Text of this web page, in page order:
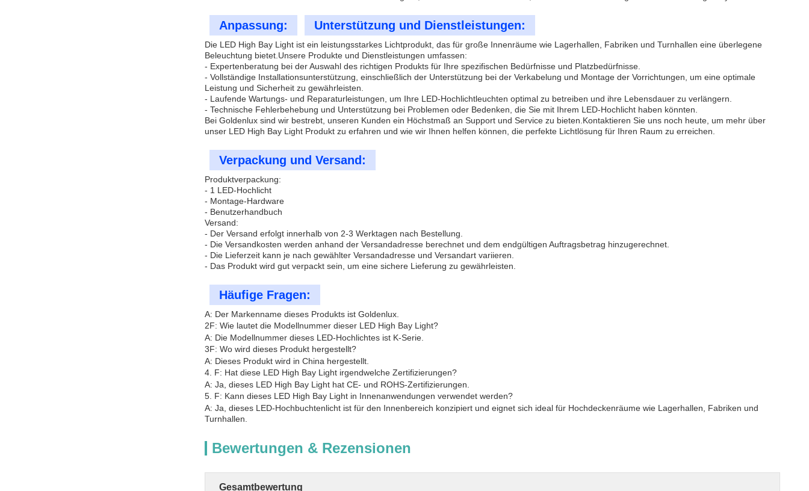
Anpassung: Unterstützung und Dienstleistungen:
Die LED High Bay Light ist ein leistungsstarkes Lichtprodukt, das für große Innenräume wie Lagerhallen, Fabriken und Turnhallen eine überlegene
Beleuchtung bietet.Unsere Produkte und Dienstleistungen umfassen:
- Expertenberatung bei der Auswahl des richtigen Produkts für Ihre spezifischen Bedürfnisse und Platzbedürfnisse.
- Vollständige Installationsunterstützung, einschließlich der Unterstützung bei der Verkabelung und Montage der Vorrichtungen, um eine optimale
Leistung und Sicherheit zu gewährleisten.
- Laufende Wartungs- und Reparaturleistungen, um Ihre LED-Hochlichtleuchten optimal zu betreiben und ihre Lebensdauer zu verlängern.
- Technische Fehlerbehebung und Unterstützung bei Problemen oder Bedenken, die Sie mit Ihrem LED-Hochlicht haben könnten.
Bei Goldenlux sind wir bestrebt, unseren Kunden ein Höchstmaß an Support und Service zu bieten.Kontaktieren Sie uns noch heute, um mehr über
unser LED High Bay Light Produkt zu erfahren und wie wir Ihnen helfen können, die perfekte Lichtlösung für Ihren Raum zu erreichen.
Verpackung und Versand:
Produktverpackung:
- 1 LED-Hochlicht
- Montage-Hardware
- Benutzerhandbuch
Versand:
- Der Versand erfolgt innerhalb von 2-3 Werktagen nach Bestellung.
- Die Versandkosten werden anhand der Versandadresse berechnet und dem endgültigen Auftragsbetrag hinzugerechnet.
- Die Lieferzeit kann je nach gewählter Versandadresse und Versandart variieren.
- Das Produkt wird gut verpackt sein, um eine sichere Lieferung zu gewährleisten.
Häufige Fragen:
A: Der Markenname dieses Produkts ist Goldenlux.
2F: Wie lautet die Modellnummer dieser LED High Bay Light?
A: Die Modellnummer dieses LED-Hochlichtes ist K-Serie.
3F: Wo wird dieses Produkt hergestellt?
A: Dieses Produkt wird in China hergestellt.
4. F: Hat diese LED High Bay Light irgendwelche Zertifizierungen?
A: Ja, dieses LED High Bay Light hat CE- und ROHS-Zertifizierungen.
5. F: Kann dieses LED High Bay Light in Innenanwendungen verwendet werden?
A: Ja, dieses LED-Hochbuchtenlicht ist für den Innenbereich konzipiert und eignet sich ideal für Hochdeckenräume wie Lagerhallen, Fabriken und
Turnhallen.
Bewertungen & Rezensionen
Gesamtbewertung